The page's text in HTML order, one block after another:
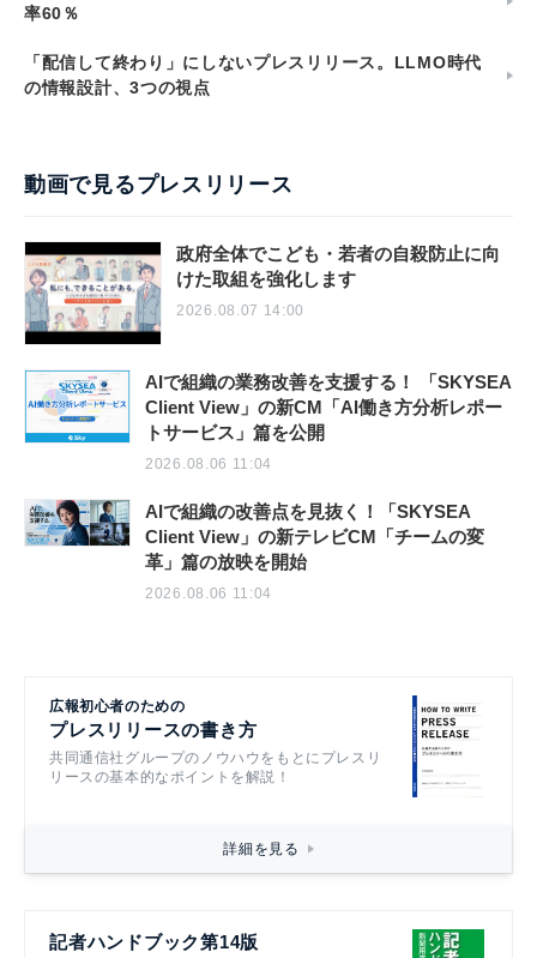
率60％
「配信して終わり」にしないプレスリリース。LLMO時代
の情報設計、3つの視点
動画で見るプレスリリース
政府全体でこども・若者の自殺防止に向
けた取組を強化します
2026.08.07 14:00
AIで組織の業務改善を支援する！ 「SKYSEA
Client View」の新CM「AI働き方分析レポー
トサービス」篇を公開
2026.08.06 11:04
AIで組織の改善点を見抜く！「SKYSEA
Client View」の新テレビCM「チームの変
革」篇の放映を開始
2026.08.06 11:04
広報初心者のための
プレスリリースの書き方
共同通信社グループのノウハウをもとにプレスリ
リースの基本的なポイントを解説！
詳細を見る
記者ハンドブック第14版